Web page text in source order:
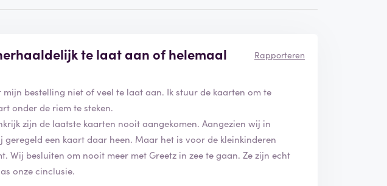
te laat aan of helemaal
Rapporteren
mijn bestelling niet of veel te laat aan. Ik stuur de kaarten om te
onder de riem te steken.
zijn de laatste kaarten nooit aangekomen. Aangezien wij in
een kaart daar heen. Maar het is voor de kleinkinderen
Wij besluiten om nooit meer met Greetz in zee te gaan. Ze zijn echt
onze cinclusie.